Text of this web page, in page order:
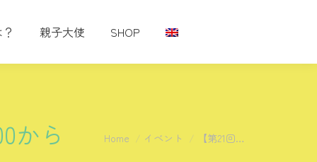
親子大使 SHOP
から You are here:
Home イベント 【第21回…